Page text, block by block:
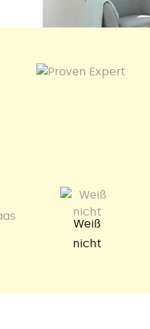
Weiß
nicht